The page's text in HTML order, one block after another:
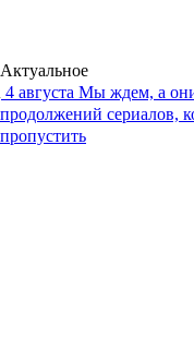
Актуальное
4 августа Мы ждем, а
продолжений сериалов,
пропустить